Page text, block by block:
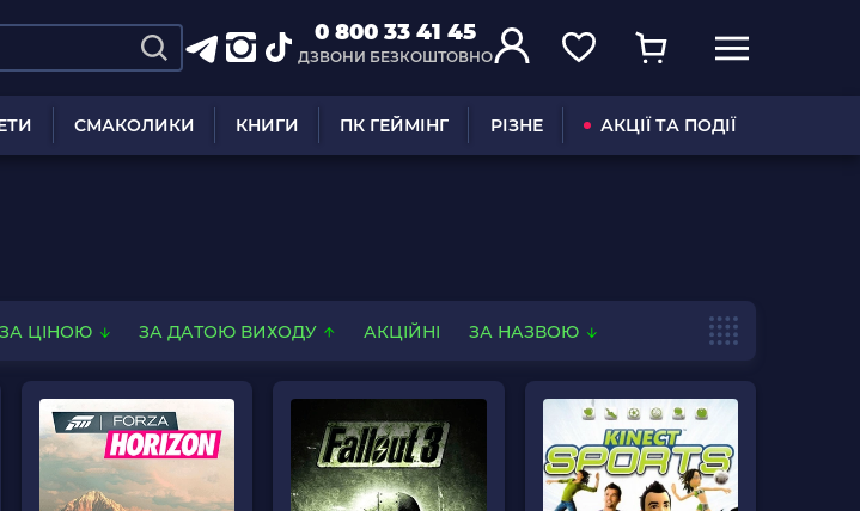
0 800 33 41 45
ДЗВОНИ БЕЗКОШТОВНО
СМАКОЛИКИ КНИГИ ПК ГЕЙМІНГ РІЗНЕ АКЦІЇ ТА ПОДІЇ
ЗА ЦІНОЮ ЗА ДАТОЮ ВИХОДУ АКЦІЙНІ ЗА НАЗВОЮ